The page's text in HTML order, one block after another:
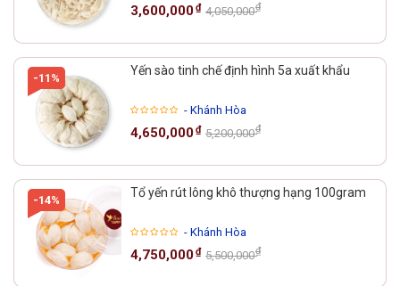
3,600,000₫ 4,050,000₫
-11%
Yến sào tinh chế định hình 5a xuất khẩu
- Khánh Hòa
4,650,000₫ 5,200,000₫
-14%
Tổ yến rút lông khô thượng hạng 100gram
- Khánh Hòa
4,750,000₫ 5,500,000₫